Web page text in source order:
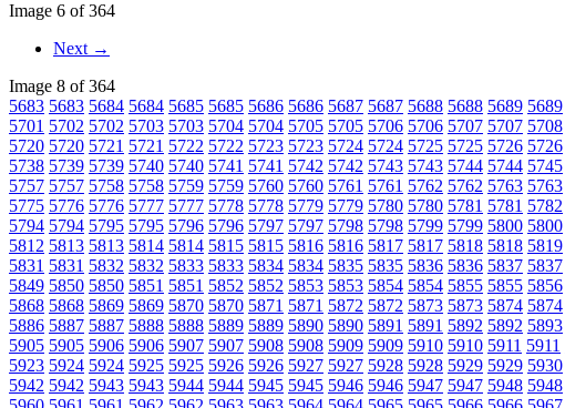
Image 6 of 364
Next →
Image 8 of 364
5683 5683 5684 5684 5685 5685 5686 5686 5687 5687 5688 5688 5689 5689
5701 5702 5702 5703 5703 5704 5704 5705 5705 5706 5706 5707 5707 5708
5720 5720 5721 5721 5722 5722 5723 5723 5724 5724 5725 5725 5726 5726
5738 5739 5739 5740 5740 5741 5741 5742 5742 5743 5743 5744 5744 5745
5757 5757 5758 5758 5759 5759 5760 5760 5761 5761 5762 5762 5763 5763
5775 5776 5776 5777 5777 5778 5778 5779 5779 5780 5780 5781 5781 5782
5794 5794 5795 5795 5796 5796 5797 5797 5798 5798 5799 5799 5800 5800
5812 5813 5813 5814 5814 5815 5815 5816 5816 5817 5817 5818 5818 5819
5831 5831 5832 5832 5833 5833 5834 5834 5835 5835 5836 5836 5837 5837
5849 5850 5850 5851 5851 5852 5852 5853 5853 5854 5854 5855 5855 5856
5868 5868 5869 5869 5870 5870 5871 5871 5872 5872 5873 5873 5874 5874
5886 5887 5887 5888 5888 5889 5889 5890 5890 5891 5891 5892 5892 5893
5905 5905 5906 5906 5907 5907 5908 5908 5909 5909 5910 5910 5911 5911
5923 5924 5924 5925 5925 5926 5926 5927 5927 5928 5928 5929 5929 5930
5942 5942 5943 5943 5944 5944 5945 5945 5946 5946 5947 5947 5948 5948